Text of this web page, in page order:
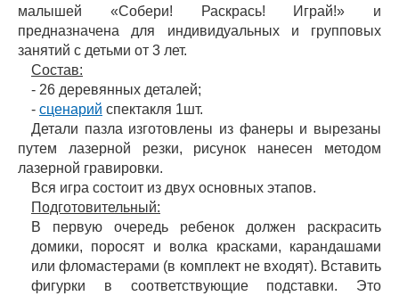
малышей «Собери! Раскрась! Играй!» и
предназначена для индивидуальных и групповых
занятий с детьми от 3 лет.
Состав:
- 26 деревянных деталей;
- сценарий спектакля 1шт.
Детали пазла изготовлены из фанеры и вырезаны
путем лазерной резки, рисунок нанесен методом
лазерной гравировки.
Вся игра состоит из двух основных этапов.
Подготовительный:
В первую очередь ребенок должен раскрасить
домики, поросят и волка красками, карандашами
или фломастерами (в комплект не входят). Вставить
фигурки в соответствующие подставки. Это